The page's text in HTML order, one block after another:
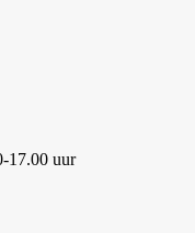
17.00 uur